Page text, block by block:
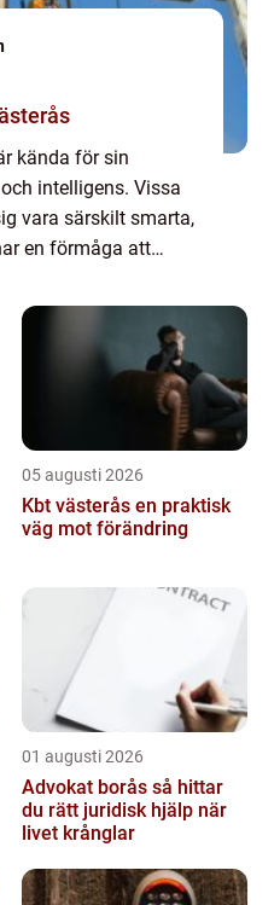
kända för sin
intelligens. Vissa
vara särskilt smarta,
en förmåga att
vi att ge en ...
05 augusti 2026
Kbt västerås en praktisk
väg mot förändring
01 augusti 2026
Advokat borås så hittar
du rätt juridisk hjälp när
livet krånglar